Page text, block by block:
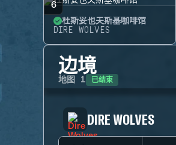
6
杜斯妥也夫斯基咖啡馆
DIRE WOLVES
边境
地图 1 已结束
DIRE WOLVES